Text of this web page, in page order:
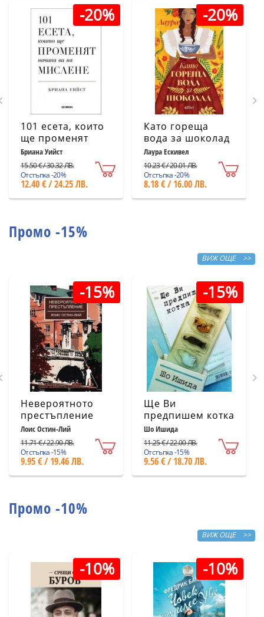
-20%
101 есета, които
ще променят
начина ви на
мислене
Бриана Уийст
15.50 € / 30.32 ЛВ.
Отстъпка -20%
12.40 € / 24.25 ЛВ.
-20%
Като гореща
вода за шоколад
(ново издание)
Лаура Ескивел
10.23 € / 20.01 ЛВ.
Отстъпка -20%
8.18 € / 16.00 ЛВ.
Промо -15%
ВИЖ ОЩЕ >>
-15%
Невероятното
престъпление
Лоис Остин-Лий
11.71 € / 22.90 ЛВ.
Отстъпка -15%
9.95 € / 19.46 ЛВ.
-15%
Ще Ви
предпишем котка
Шо Ишида
11.25 € / 22.00 ЛВ.
Отстъпка -15%
9.56 € / 18.70 ЛВ.
Промо -10%
ВИЖ ОЩЕ >>
-10% -10%